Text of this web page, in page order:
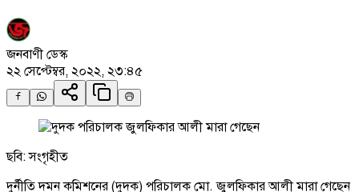
জনবাণী ডেস্ক
২২ সেপ্টেম্বর, ২০২২, ২৩:৪৫
ছবি: সংগৃহীত
দুর্নীতি দমন কমিশনের (দুদক) পরিচালক মো. জুলফিকার আলী মারা গেছেন